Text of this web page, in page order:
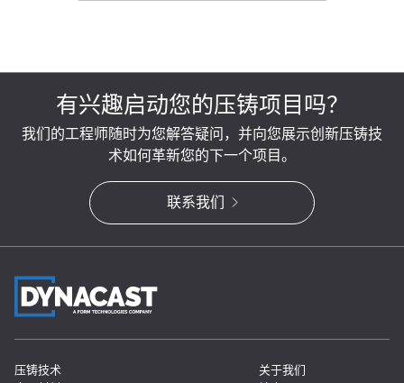
有兴趣启动您的压铸项目吗？
我们的工程师随时为您解答疑问，并向您展示创新压铸技
术如何革新您的下一个项目。
联系我们
压铸技术
关于我们